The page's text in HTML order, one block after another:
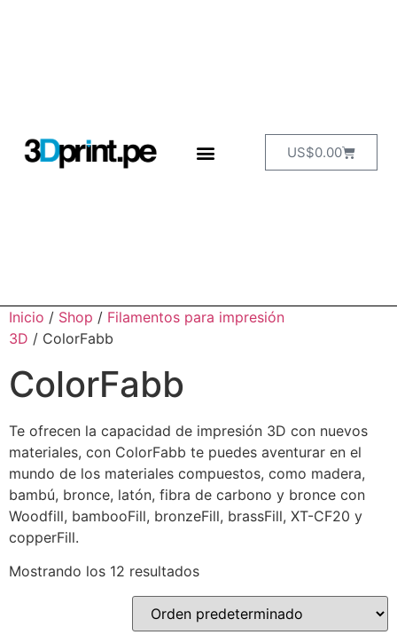
US$0.00
Inicio / Shop / Filamentos para impresión
3D / ColorFabb
ColorFabb
Te ofrecen la capacidad de impresión 3D con nuevos
materiales, con ColorFabb te puedes aventurar en el
mundo de los materiales compuestos, como madera,
bambú, bronce, latón, fibra de carbono y bronce con
Woodfill, bambooFill, bronzeFill, brassFill, XT-CF20 y
copperFill.
Mostrando los 12 resultados